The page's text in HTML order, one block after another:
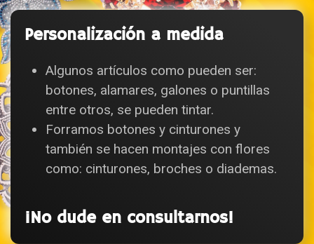
Personalización a medida
Algunos artículos como pueden ser:
botones, alamares, galones o puntillas
entre otros, se pueden tintar.
Forramos botones y cinturones y
también se hacen montajes con flores
como: cinturones, broches o diademas.
¡No dude en consultarnos!